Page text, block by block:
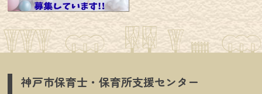
神戸市保育士・保育所支援センター